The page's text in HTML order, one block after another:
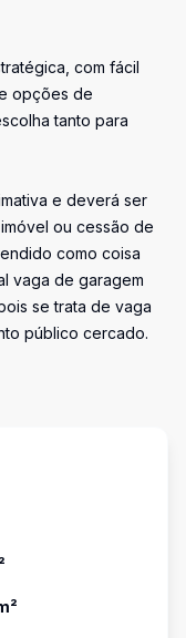
com fácil
opções de
tanto para
e deverá ser
ou cessão de
como coisa
vaga de garagem
se trata de vaga
público cercado.